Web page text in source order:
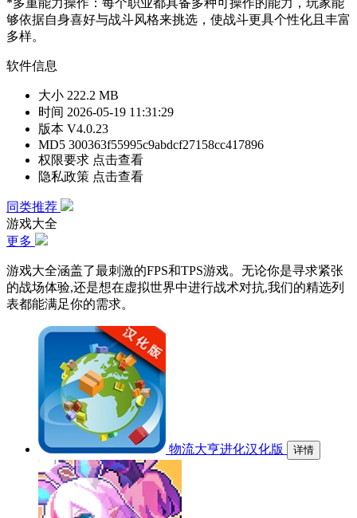
*多重能力操作：每个职业都具备多种可操作的能力，玩家能
够依据自身喜好与战斗风格来挑选，使战斗更具个性化且丰富
多样。
软件信息
大小 222.2 MB
时间 2026-05-19 11:31:29
版本 V4.0.23
MD5 300363f55995c9abdcf27158cc417896
权限要求 点击查看
隐私政策 点击查看
同类推荐
游戏大全
更多
游戏大全涵盖了最刺激的FPS和TPS游戏。无论你是寻求紧张
的战场体验,还是想在虚拟世界中进行战术对抗,我们的精选列
表都能满足你的需求。
物流大亨进化汉化版 详情